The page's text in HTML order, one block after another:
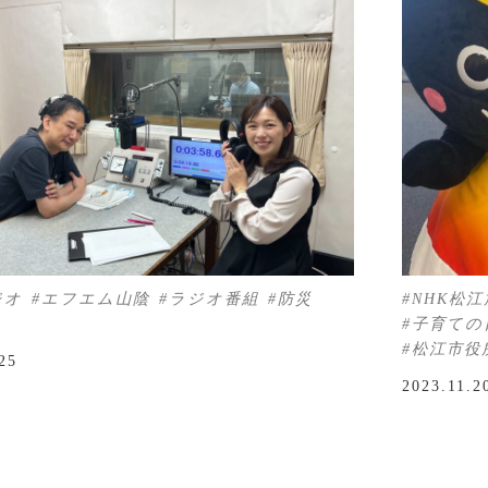
オ エフエム山陰 ラジオ番組 防災
NHK松江
子育て
松江市役